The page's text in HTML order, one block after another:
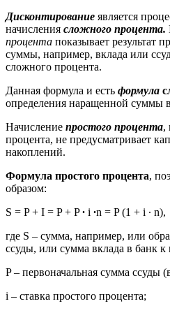
Дисконтирование является
начисления сложного процента.
процента показывает результат
суммы, например, вклада или
сложного процента.
Данная формула и есть формула
определения наращенной суммы
Начисление простого процента,
процента, не предусматривает
накоплений.
Формула простого процента,
образом:
S = P + I = P + P∙ i ∙n = P (1 + i ∙ n),
где S – сумма, например, или
ссуды, или сумма вклада в банк к
P – первоначальная сумма ссуды
i – ставка простого процента;